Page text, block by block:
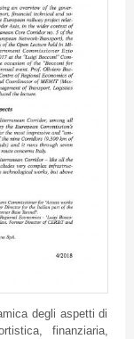
degli aspetti di
finanziaria,